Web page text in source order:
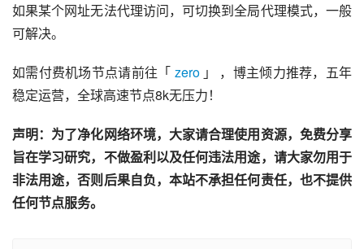
如果某个网址无法代理访问，可切换到全局代理模式，一般
可解决。
如需付费机场节点请前往「 zero 」 ，博主倾力推荐，五年
稳定运营，全球高速节点8k无压力！
声明：为了净化网络环境，大家请合理使用资源，免费分享
旨在学习研究，不做盈利以及任何违法用途，请大家勿用于
非法用途，否则后果自负，本站不承担任何责任，也不提供
任何节点服务。